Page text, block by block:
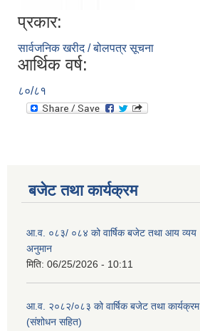
प्रकार:
सार्वजनिक खरीद / बोलपत्र सूचना
आर्थिक वर्ष:
८०/८१
बजेट तथा कार्यक्रम
आ.व. ०८३/ ०८४ को वार्षिक बजेट तथा आय व्यय
अनुमान
मिति: 06/25/2026 - 10:11
आ.व. २०८२/०८३ को वार्षिक बजेट तथा कार्यक्रम
(संशोधन सहित)